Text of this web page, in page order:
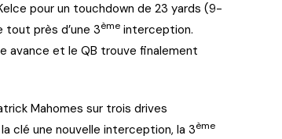
pour un touchdown de 23 yards (9-
tout près d’une 3ème interception.
avance et le QB trouve finalement
Mahomes sur trois drives
clé une nouvelle interception, la 3ème